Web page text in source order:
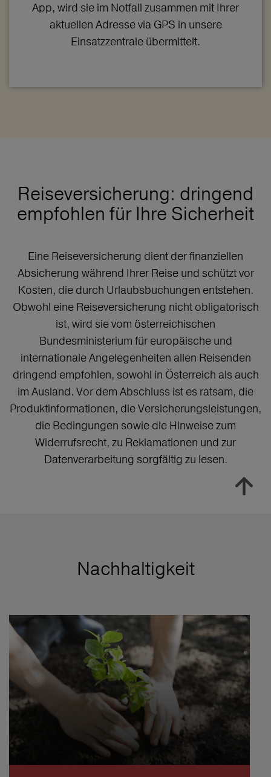
App, wird sie im Notfall zusammen mit Ihrer
aktuellen Adresse via GPS in unsere
Einsatzzentrale übermittelt.
Reiseversicherung: dringend
empfohlen für Ihre Sicherheit
Eine Reiseversicherung dient der finanziellen
Absicherung während Ihrer Reise und schützt vor
Kosten, die durch Urlaubsbuchungen entstehen.
Obwohl eine Reiseversicherung nicht obligatorisch
ist, wird sie vom österreichischen
Bundesministerium für europäische und
internationale Angelegenheiten allen Reisenden
dringend empfohlen, sowohl in Österreich als auch
im Ausland. Vor dem Abschluss ist es ratsam, die
Produktinformationen, die Versicherungsleistungen,
die Bedingungen sowie die Hinweise zum
Widerrufsrecht, zu Reklamationen und zur
Datenverarbeitung sorgfältig zu lesen.
Nachhaltigkeit